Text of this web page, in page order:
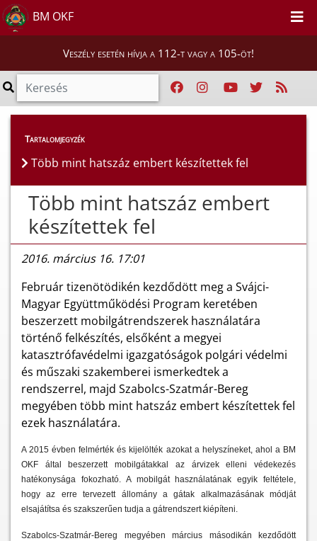
BM OKF
Veszély esetén hívja a 112-t vagy a 105-öt!
Híreink > Hírek
Tartalomjegyzék
Több mint hatszáz embert készítettek fel
Több mint hatszáz embert
készítettek fel
2016. március 16. 17:01
Február tizenötödikén kezdődött meg a Svájci-
Magyar Együttműködési Program keretében
beszerzett mobilgátrendszerek használatára
történő felkészítés, elsőként a megyei
katasztrófavédelmi igazgatóságok polgári védelmi
és műszaki szakemberei ismerkedtek a
rendszerrel, majd Szabolcs-Szatmár-Bereg
megyében több mint hatszáz embert készítettek fel
ezek használatára.
A 2015 évben felmérték és kijelölték azokat a helyszíneket, ahol a BM
OKF által beszerzett mobilgátakkal az árvizek elleni védekezés
hatékonysága fokozható. A mobilgát használatának egyik feltétele,
hogy az erre tervezett állomány a gátak alkalmazásának módját
elsajátítsa és szakszerűen tudja a gátrendszert kiépíteni.
Szabolcs-Szatmár-Bereg megyében március másodikán kezdődött